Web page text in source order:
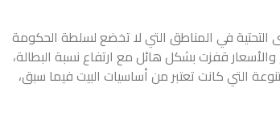
في المناطق التي لا تخضع لسلطة الحكومة
قفزت بشكل هائل مع ارتفاع نسبة البطالة،
التي كانت تعتبر من أساسيات البيت فيما سبق،